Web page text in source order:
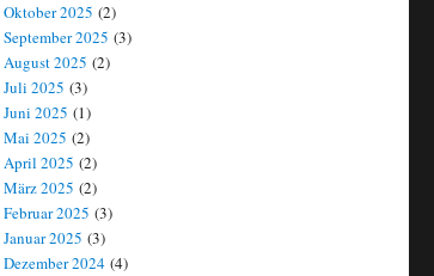
Oktober 2025 (2)
September 2025 (3)
August 2025 (2)
Juli 2025 (3)
Juni 2025 (1)
Mai 2025 (2)
April 2025 (2)
März 2025 (2)
Februar 2025 (3)
Januar 2025 (3)
Dezember 2024 (4)